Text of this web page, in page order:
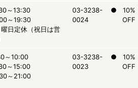
～13:30
～19:30
日定休（祝日は営
03-3238-
0024
●
10%
OFF
～10:00
～15:00
～21:00
03-3238-
0023
●
10%
OFF